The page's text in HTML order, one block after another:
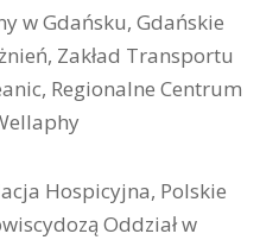
w Gdańsku, Gdańskie
Zakład Transportu
Regionalne Centrum
Hospicyjna, Polskie
Oddział w